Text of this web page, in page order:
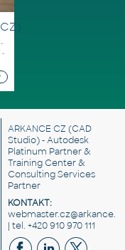
ARKANCE CZ (CAD
Studio) - Autodesk
Platinum Partner &
Training Center &
Consulting Services
Partner
KONTAKT:
| tel. +420 910 970 111